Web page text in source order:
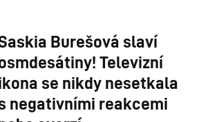
Burešová slaví
Televizní
se nikdy nesetkala
negativními reakcemi